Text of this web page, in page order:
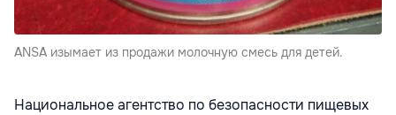
ANSA изымает из продажи молочную смесь для детей.
Национальное агентство по безопасности пищевых